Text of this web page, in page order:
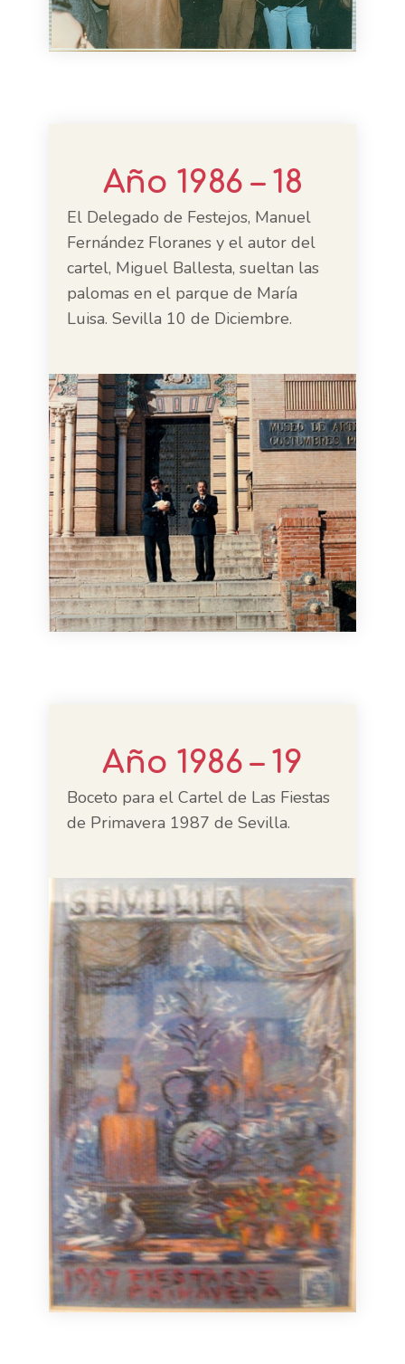
Año 1986 – 18
El Delegado de Festejos, Manuel
Fernández Floranes y el autor del
cartel, Miguel Ballesta, sueltan las
palomas en el parque de María
Luisa. Sevilla 10 de Diciembre.
Año 1986 – 19
Boceto para el Cartel de Las Fiestas
de Primavera 1987 de Sevilla.